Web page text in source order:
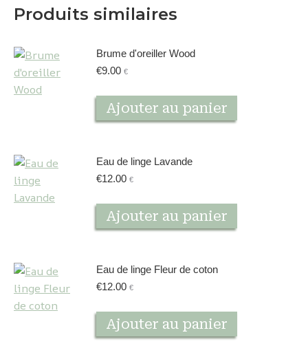
Produits similaires
Brume d'oreiller Wood
€9.00 €
Ajouter au panier
Eau de linge Lavande
€12.00 €
Ajouter au panier
Eau de linge Fleur de coton
€12.00 €
Ajouter au panier